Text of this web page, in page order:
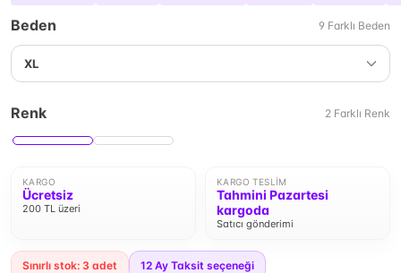
Beden 9 Farklı Beden
XL
Renk 2 Farklı Renk
KARGO
Ücretsiz
200 TL üzeri
KARGO TESLIM
Tahmini Pazartesi
kargoda
Satıcı gönderimi
Sınırlı stok: 3 adet 12 Ay Taksit seçeneği